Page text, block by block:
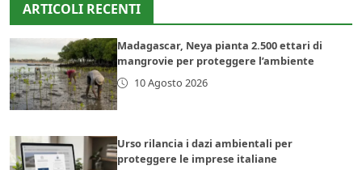
ARTICOLI RECENTI
Madagascar, Neya pianta 2.500 ettari di
mangrovie per proteggere l’ambiente
10 Agosto 2026
Urso rilancia i dazi ambientali per
proteggere le imprese italiane